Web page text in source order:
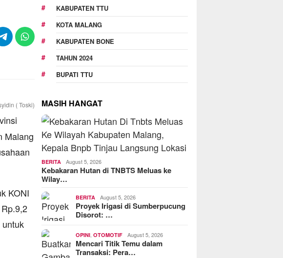
( Toski)
Malang
KONI
KABUPATEN TTU
KOTA MALANG
KABUPATEN BONE
TAHUN 2024
BUPATI TTU
MASIH HANGAT
BERITA August 5, 2026
Kebakaran Hutan di TNBTS Meluas ke
Wilay…
BERITA August 5, 2026
Proyek Irigasi di Sumberpucung
Disorot: …
OPINI ,OTOMOTIF August 5, 2026
Mencari Titik Temu dalam
Transaksi: Pera…